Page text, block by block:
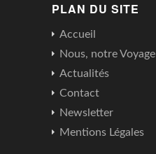
PLAN DU SITE
Accueil
Nous, notre Voyage
Actualités
Contact
Newsletter
Mentions Légales